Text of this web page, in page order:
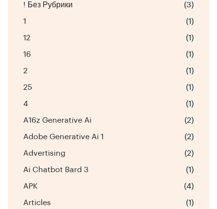
! Без Рубрики (3)
1 (1)
12 (1)
16 (1)
2 (1)
25 (1)
4 (1)
A16z Generative Ai (2)
Adobe Generative Ai 1 (2)
Advertising (2)
Ai Chatbot Bard 3 (1)
APK (4)
Articles (1)